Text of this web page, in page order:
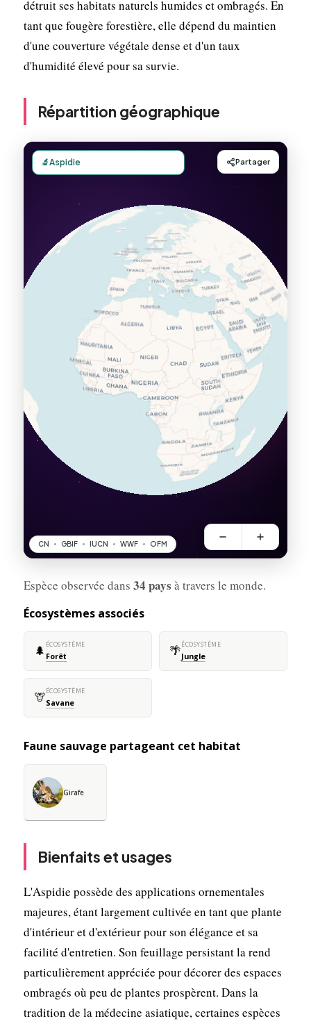
détruit ses habitats naturels humides et ombragés. En
tant que fougère forestière, elle dépend du maintien
d'une couverture végétale dense et d'un taux
d'humidité élevé pour sa survie.
Répartition géographique
Espèce observée dans 34 pays à travers le monde.
Écosystèmes associés
🌲 ÉCOSYSTÈME
Forêt 🌴ÉCOSYSTÈME
Jungle
🦒ÉCOSYSTÈME
Savane
Faune sauvage partageant cet habitat
Girafe
Bienfaits et usages
L'Aspidie possède des applications ornementales
majeures, étant largement cultivée en tant que plante
d'intérieur et d'extérieur pour son élégance et sa
facilité d'entretien. Son feuillage persistant la rend
particulièrement appréciée pour décorer des espaces
ombragés où peu de plantes prospèrent. Dans la
tradition de la médecine asiatique, certaines espèces